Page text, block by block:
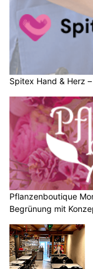
Spitex Hand & Herz
Pflanzenboutique
Begrünung mit